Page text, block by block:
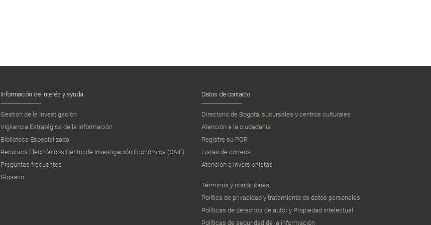
Información de interés y ayuda
Gestión de la Investigación
Vigilancia Estratégica de la Información
Biblioteca Especializada
Recursos Electrónicos Centro de Investigación Económica (CAIE)
Preguntas frecuentes
Glosario
Datos de contacto
Directorio de Bogotá, sucursales y centros culturales
Atención a la ciudadanía
Registre su PQR
Listas de correos
Atención a inversionistas
Términos y condiciones
Política de privacidad y tratamiento de datos personales
Políticas de derechos de autor y Propiedad intelectual
Políticas de seguridad de la información